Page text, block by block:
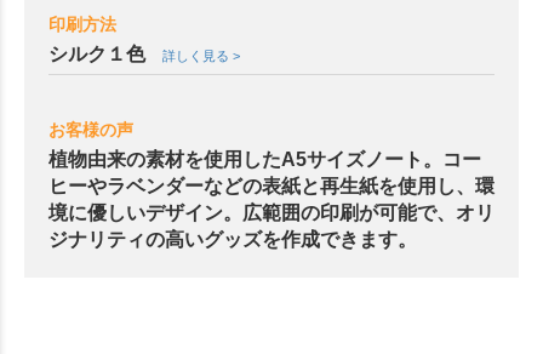
印刷方法
シルク１色 詳しく見る >
お客様の声
植物由来の素材を使用したA5サイズノート。コー
ヒーやラベンダーなどの表紙と再生紙を使用し、環
境に優しいデザイン。広範囲の印刷が可能で、オリ
ジナリティの高いグッズを作成できます。